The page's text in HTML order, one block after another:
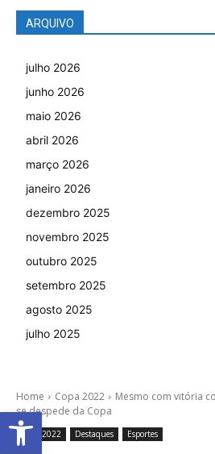
ARQUIVO
julho 2026
junho 2026
maio 2026
abril 2026
março 2026
janeiro 2026
dezembro 2025
novembro 2025
outubro 2025
setembro 2025
agosto 2025
julho 2025